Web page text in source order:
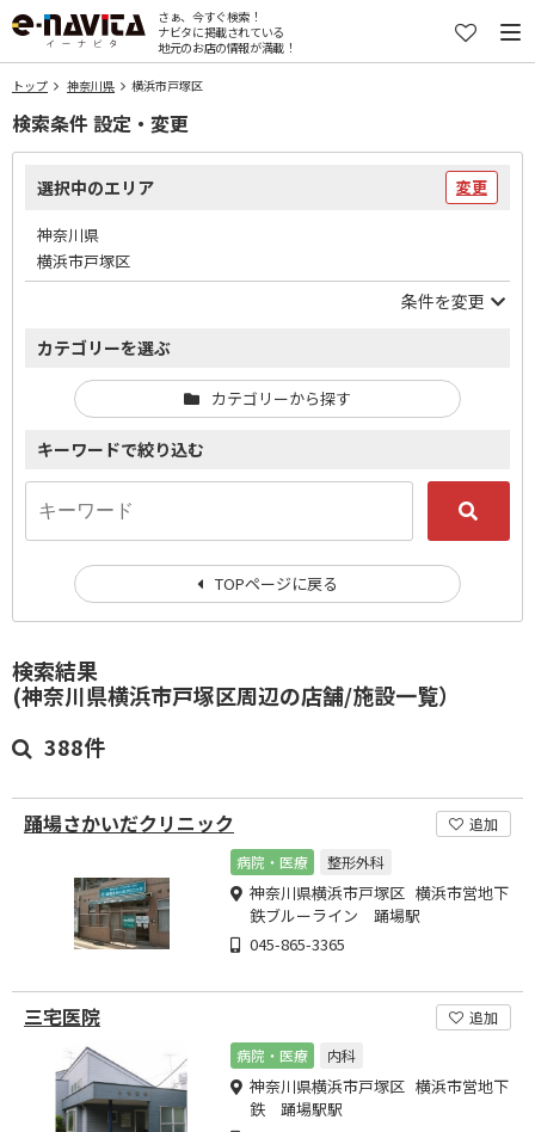
さぁ、今すぐ検索！
ナビタに掲載されている
地元のお店の情報が満載！
トップ 神奈川県 横浜市戸塚区
検索結果
(神奈川県横浜市戸塚区周辺の店舗/施設一覧）
388件
踊場さかいだクリニック
追加
病院・医療
整形外科
神奈川県横浜市戸塚区 横浜市営地下
鉄ブルーライン 踊場駅
045-865-3365
三宅医院
追加
病院・医療
内科
神奈川県横浜市戸塚区 横浜市営地下
鉄 踊場駅駅
検索条件 設定・変更
選択中のエリア 変更
神奈川県
横浜市戸塚区
条件を変更
カテゴリーを選ぶ
カテゴリーから探す
キーワードで絞り込む
TOPページに戻る